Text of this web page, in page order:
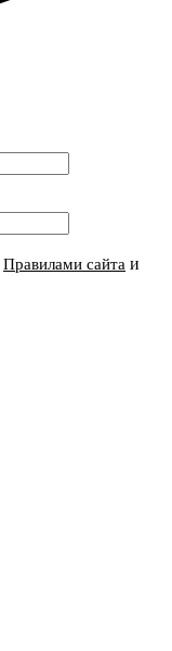
Правилами сайта и